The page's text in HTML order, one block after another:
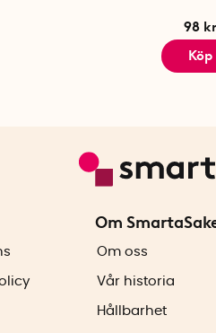
98 kr
Köp
Om
Om oss
Vår historia
Hållbarhet